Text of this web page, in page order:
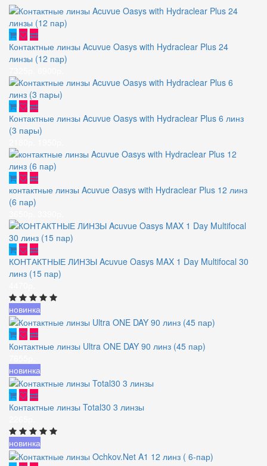
Контактные линзы Acuvue Oasys with Hydraclear Plus 24
линзы (12 пар)
Контактные линзы Acuvue Oasys with Hydraclear Plus 6 линз
(3 пары)
контактные линзы Acuvue Oasys with Hydraclear Plus 12 линз
(6 пар)
КОНТАКТНЫЕ ЛИНЗЫ Acuvue Oasys MAX 1 Day Multifocal 30
линз (15 пар)
новинка
Контактные линзы Ultra ONE DAY 90 линз (45 пар)
новинка
Контактные линзы Total30 3 линзы
новинка